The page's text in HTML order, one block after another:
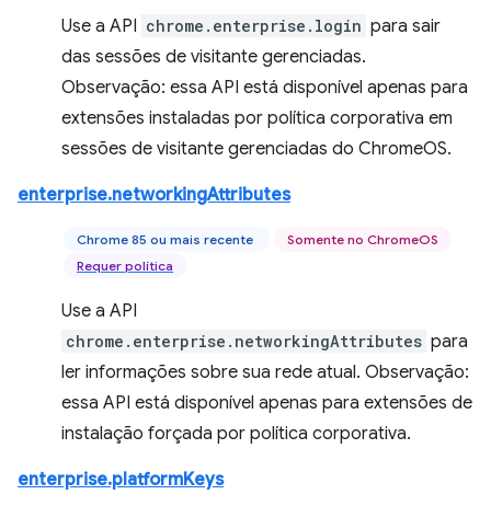
Use a API chrome.enterprise.login para sair
das sessões de visitante gerenciadas.
Observação: essa API está disponível apenas para
extensões instaladas por política corporativa em
sessões de visitante gerenciadas do ChromeOS.
enterprise.networkingAttributes
Chrome 85 ou mais recente
Somente no ChromeOS
Requer política
Use a API
chrome.enterprise.networkingAttributes para
ler informações sobre sua rede atual. Observação:
essa API está disponível apenas para extensões de
instalação forçada por política corporativa.
enterprise.platformKeys